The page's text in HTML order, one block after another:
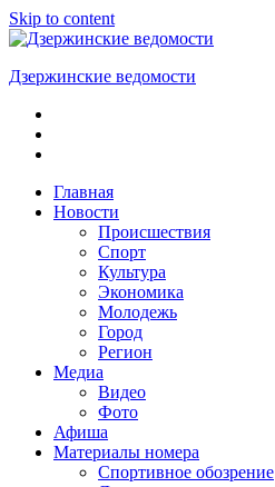
Skip to content
Дзержинские ведомости
ОБЩЕСТВЕННО-
ПОЛИТИЧЕСКАЯ
ГАЗЕТАГлавная
Новости
Происшествия
Спорт
Культура
Экономика
Молодежь
Город
Регион
Медиа
Видео
Фото
Афиша
Материалы номера
Спортивное обозрение